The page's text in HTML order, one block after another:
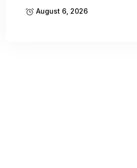
August 6, 2026